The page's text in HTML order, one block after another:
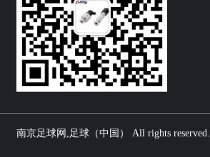
南京足球网,足球（中国） All rights reserved.